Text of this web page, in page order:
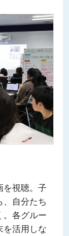
を視聴。子
、自分たち
。各グルー
を活用しな